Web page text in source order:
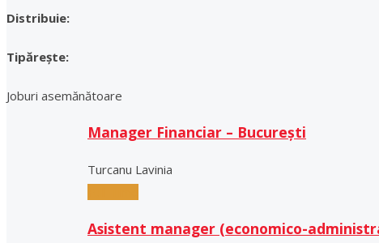
Distribuie:
Tipărește:
Joburi asemănătoare
Manager Financiar – București
Turcanu Lavinia
Asistent manager (economico-